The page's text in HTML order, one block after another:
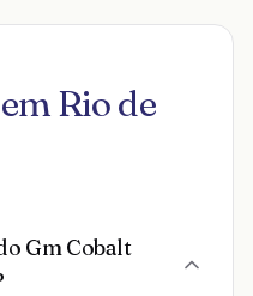
Rio de
Gm Cobalt